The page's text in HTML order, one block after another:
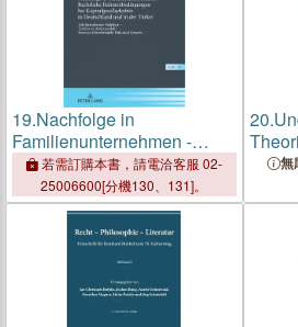
19.Nachfolge in
Familienunternehmen -
Rechtliche
Rahmenbedingungen Bei
Kapitalgesellschaften in
Deutschland Und in Der
Tuerkei: Aile Şirketlerinde H
若需訂購本書，請電洽客服 02-
25006600[分機130、131]。
20.
無